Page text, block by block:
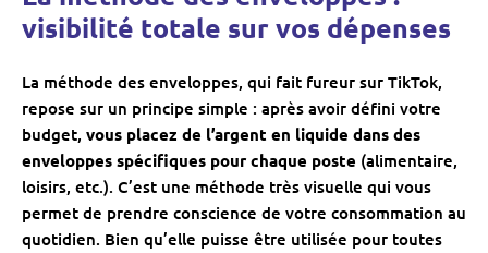
visibilité totale sur vos dépenses
La méthode des enveloppes, qui fait fureur sur TikTok,
repose sur un principe simple : après avoir défini votre
budget, vous placez de l’argent en liquide dans des
enveloppes spécifiques pour chaque poste (alimentaire,
loisirs, etc.). C’est une méthode très visuelle qui vous
permet de prendre conscience de votre consommation au
quotidien. Bien qu’elle puisse être utilisée pour toutes